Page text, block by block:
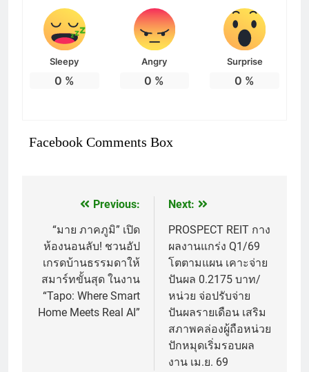
Sleepy
0 %
Angry
0 %
Surprise
0 %
Facebook Comments Box
แนะแนว
เรื่อง
Previous:
“มาย ภาคภูมิ” เปิด
ห้องนอนลับ! ชวนอัป
เกรดบ้านธรรมดาให้
สมาร์ทขั้นสุด ในงาน
“Tapo: Where Smart
Home Meets Real AI”
Next:
PROSPECT REIT กาง
ผลงานแกร่ง Q1/69
โตตามแผน เคาะจ่าย
ปันผล 0.2175 บาท/
หน่วย จ่อปรับจ่าย
ปันผลรายเดือน เสริม
สภาพคล่องผู้ถือหน่วย
ปักหมุดเริ่มรอบผล
งาน เม.ย. 69